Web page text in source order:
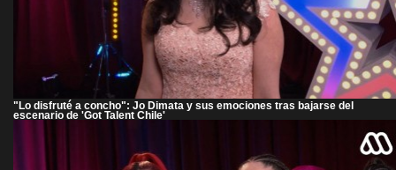
"Lo disfruté a concho": Jo Dimata y sus emociones tras bajarse del
escenario de 'Got Talent Chile'